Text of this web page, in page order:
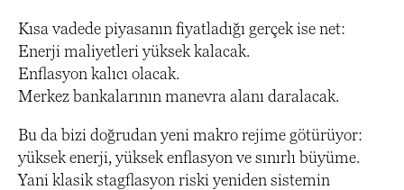
Kısa vadede piyasanın fiyatladığı gerçek ise net:
Enerji maliyetleri yüksek kalacak.
Enflasyon kalıcı olacak.
Merkez bankalarının manevra alanı daralacak.
Bu da bizi doğrudan yeni makro rejime götürüyor:
yüksek enerji, yüksek enflasyon ve sınırlı büyüme.
Yani klasik stagflasyon riski yeniden sistemin